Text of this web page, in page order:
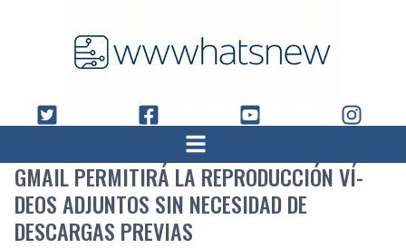
GMAIL PERMITIRÁ LA REPRODUCCIÓN VÍ­
DEOS ADJUNTOS SIN NECESIDAD DE
DESCARGAS PREVIAS